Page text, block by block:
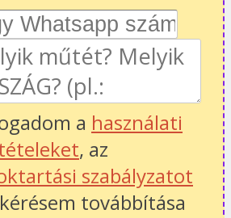
a használati
, az
szabályzatot
továbbítása